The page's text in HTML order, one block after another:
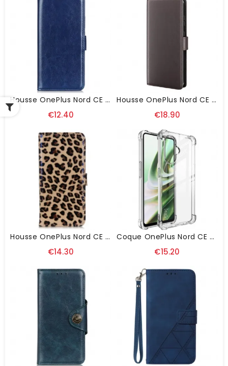
Housse OnePlus Nord CE 3 Lite 5G Finesse
€12.40
Housse OnePlus Nord CE 3 Lite 5G Cuir Véritable
€18.90
Housse OnePlus Nord CE 3 Lite 5G Léopard
€14.30
Coque OnePlus Nord CE 3 Lite 5G Flexible Transparente IMAK
€15.20